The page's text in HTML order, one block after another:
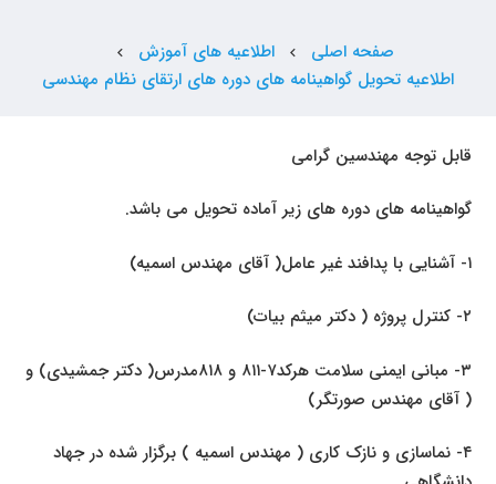
صفحه اصلی chevron_left اطلاعیه های آموزش chevron_left
اطلاعیه تحویل گواهینامه های دوره های ارتقای نظام مهندسی
قابل توجه مهندسین گرامی
گواهینامه های دوره های زیر آماده تحویل می باشد.
۱- آشنایی با پدافند غیر عامل( آقای مهندس اسمیه)
۲- کنترل پروژه ( دکتر میثم بیات)
۳- مبانی ایمنی سلامت هرکد۷-۸۱۱ و ۸۱۸مدرس( دکتر جمشیدی) و
( آقای مهندس صورتگر)
۴- نماسازی و نازک کاری ( مهندس اسمیه ) برگزار شده در جهاد